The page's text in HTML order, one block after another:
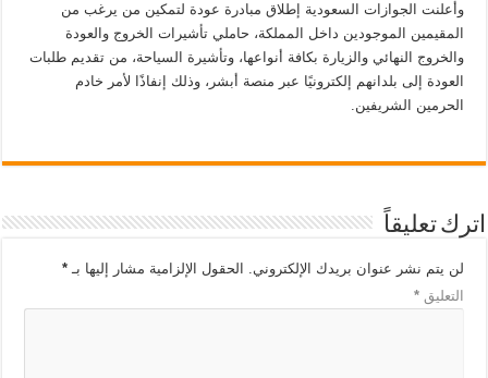
وأعلنت الجوازات السعودية إطلاق مبادرة عودة لتمكين من يرغب من
المقيمين الموجودين داخل المملكة، حاملي تأشيرات الخروج والعودة
والخروج النهائي والزيارة بكافة أنواعها، وتأشيرة السياحة، من تقديم طلبات
العودة إلى بلدانهم إلكترونيًا عبر منصة أبشر، وذلك إنفاذًا لأمر خادم
الحرمين الشريفين.
اترك تعليقاً
لن يتم نشر عنوان بريدك الإلكتروني. الحقول الإلزامية مشار إليها بـ*
التعليق*